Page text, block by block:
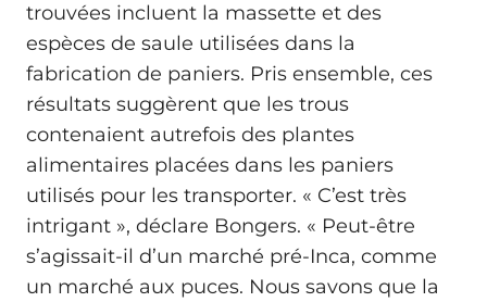
trouvées incluent la massette et des
espèces de saule utilisées dans la
fabrication de paniers. Pris ensemble, ces
résultats suggèrent que les trous
contenaient autrefois des plantes
alimentaires placées dans les paniers
utilisés pour les transporter. « C’est très
intrigant », déclare Bongers. « Peut-être
s’agissait-il d’un marché pré-Inca, comme
un marché aux puces. Nous savons que la